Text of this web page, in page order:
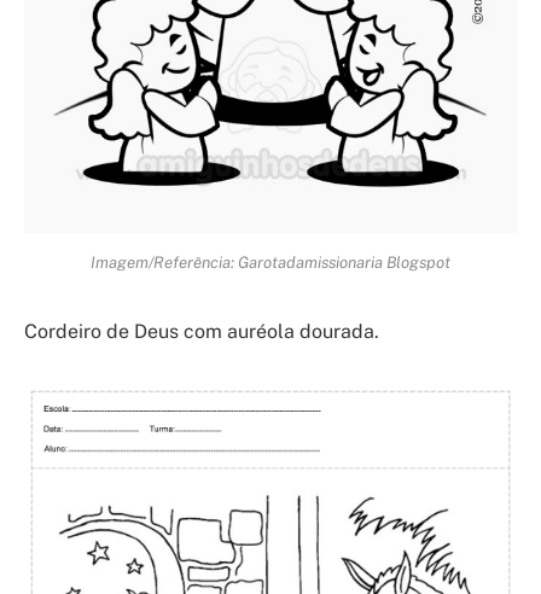
Imagem/Referência: Garotadamissionaria Blogspot
Cordeiro de Deus com auréola dourada.